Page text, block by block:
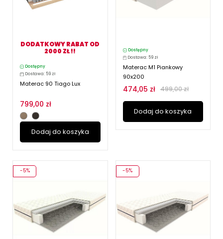
DODATKOWY RABAT OD
2000 ZŁ !!
Dostępny
Dostawa: 59 zł
Materac 90 Tiago Lux
799,00 zł
Dodaj do koszyka
Dostępny
Dostawa: 59 zł
Materac M1 Piankowy
90x200
474,05 zł 499,00 zł
Dodaj do koszyka
-5% -5%